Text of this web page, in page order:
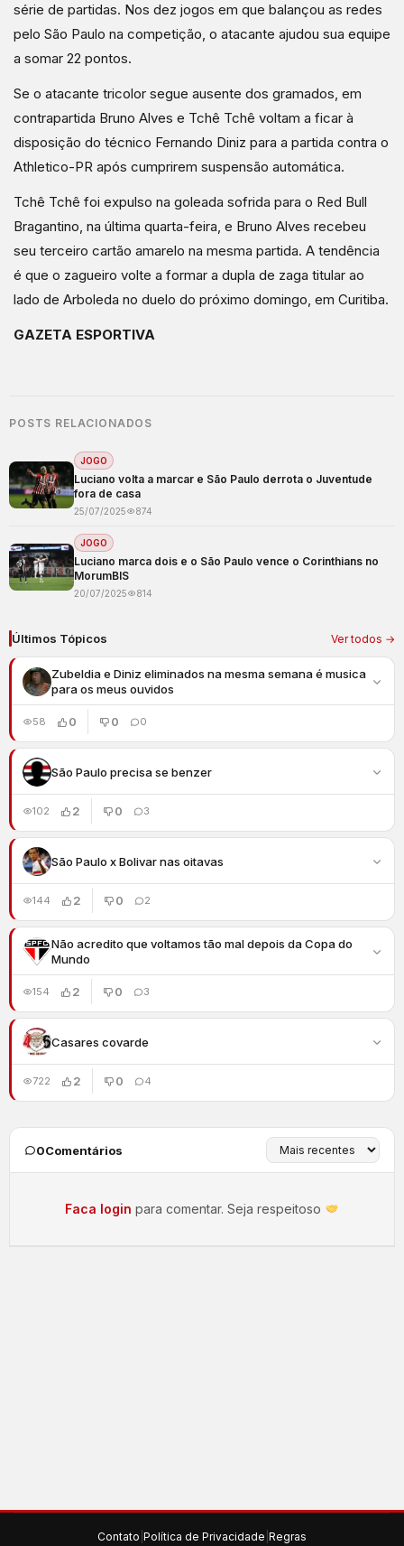
série de partidas. Nos dez jogos em que balançou as redes
pelo São Paulo na competição, o atacante ajudou sua equipe
a somar 22 pontos.
Se o atacante tricolor segue ausente dos gramados, em
contrapartida Bruno Alves e Tchê Tchê voltam a ficar à
disposição do técnico Fernando Diniz para a partida contra o
Athletico-PR após cumprirem suspensão automática.
Tchê Tchê foi expulso na goleada sofrida para o Red Bull
Bragantino, na última quarta-feira, e Bruno Alves recebeu
seu terceiro cartão amarelo na mesma partida. A tendência
é que o zagueiro volte a formar a dupla de zaga titular ao
lado de Arboleda no duelo do próximo domingo, em Curitiba.
GAZETA ESPORTIVA
POSTS RELACIONADOS
JOGO
Luciano volta a marcar e São Paulo derrota o Juventude
fora de casa
25/07/2025 874
JOGO
Luciano marca dois e o São Paulo vence o Corinthians no
MorumBIS
20/07/2025 814
Últimos Tópicos Ver todos →
Zubeldia e Diniz eliminados na mesma semana é musica
para os meus ouvidos
58 0 0 0
São Paulo precisa se benzer
102 2 0 3
São Paulo x Bolivar nas oitavas
144 2 0 2
Não acredito que voltamos tão mal depois da Copa do
Mundo
154 2 0 3
Casares covarde
722 2 0 4
0Comentários
Faca login para comentar. Seja respeitoso
Contato Política de Privacidade Regras